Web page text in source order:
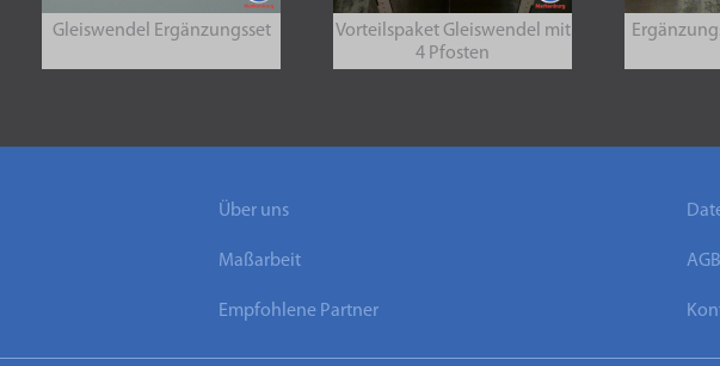
Gleiswendel Ergänzungsset
Vorteilspaket Gleiswendel mit
4 Pfosten
Über uns
Maßarbeit
Empfohlene Partner
AGB